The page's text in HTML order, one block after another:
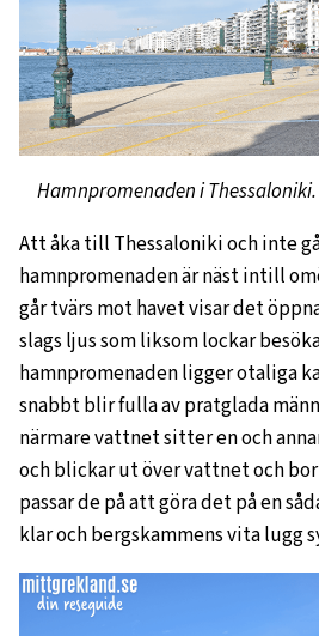
Hamnpromenaden i
Att åka till Thessaloniki och inte
hamnpromenaden är näst intill
går tvärs mot havet visar det
slags ljus som liksom lockar
hamnpromenaden ligger otaliga
snabbt blir fulla av pratglada
närmare vattnet sitter en och
och blickar ut över vattnet och
passar de på att göra det på en
klar och bergskammens vita lugg